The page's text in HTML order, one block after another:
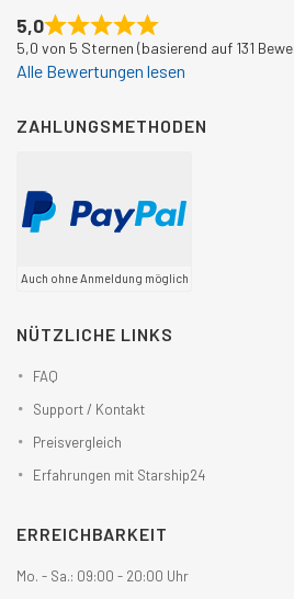
5,0
5,0 von 5 Sternen (basierend auf 131
Alle Bewertungen lesen
ZAHLUNGSMETHODEN
Auch ohne Anmeldung möglich
NÜTZLICHE LINKS
FAQ
Support / Kontakt
Preisvergleich
Erfahrungen mit Starship24
ERREICHBARKEIT
Mo. - Sa.: 09:00 - 20:00 Uhr